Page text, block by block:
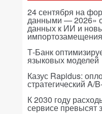
24 сентября на
данными — 2026»
данных к ИИ и
импортозамещения
Т-Банк
языковых моделей
Казус Rapidus:
стратегический A/
К 2030 году
сервисе превысят